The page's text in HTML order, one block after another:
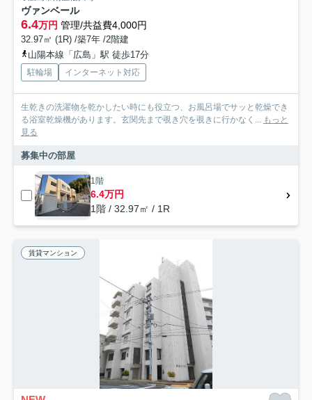
ヴァンベール
6.4万円 管理/共益費4,000円
32.97㎡ (1R) /築7年 /2階建
山陽本線「広島」駅 徒歩17分
駐輪場 インターネット対応
生乾きの洗濯物を乾かしたい時にも役立つ、お風呂場でサッと乾燥でき
る浴室乾燥機があります。玄関先まで覗き穴を覗きに行かなく... もっと
見る
募集中の部屋
1階
6.4万円
1階 / 32.97㎡ / 1R
賃貸マンション